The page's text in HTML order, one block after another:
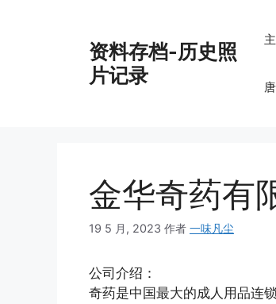
资料存档-历史照
片记录
金华奇药有
19 5 月, 2023 作者 一味凡尘
公司介绍：
奇药是中国最大的成人用品连